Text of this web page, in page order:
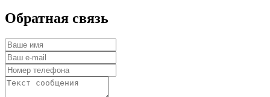
Обратная связь